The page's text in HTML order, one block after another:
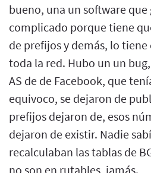
bueno, una un software que
complicado porque tiene
de prefijos y demás, lo
toda la red. Hubo un un
AS de de Facebook, que
equivoco, se dejaron de
prefijos dejaron de, esos
dejaron de existir. Nadie
recalculaban las tablas de
no son en rutables, jamás.